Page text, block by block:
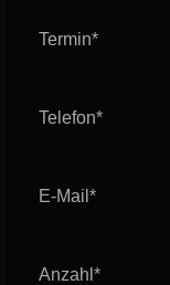
Termin*
Telefon*
E-Mail *
Anzahl *